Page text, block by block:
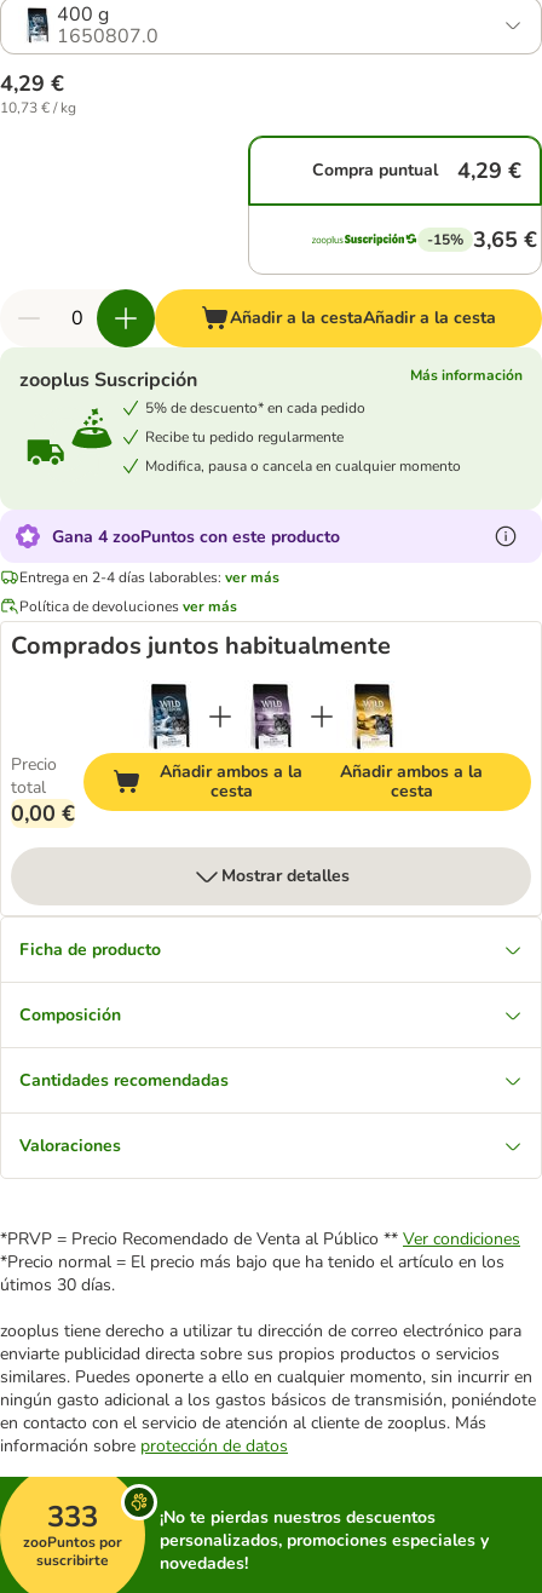
400 g
1650807.0
4,29 €
10,73 € / kg
Compra puntual 4,29 €
-15% 3,65 €
Añadir a la cestaAñadir a la cesta
zooplus Suscripción
Más información
5% de descuento* en cada pedido
Recibe tu pedido regularmente
Modifica, pausa o cancela en cualquier momento
Gana 4 zooPuntos con este producto
Entrega en 2-4 días laborables: ver más
Política de devolucionesver más
Comprados juntos habitualmente
Precio
total
0,00 €
Añadir ambos a la
cesta
Añadir ambos a la
cesta
Mostrar detalles
Ficha de producto
Composición
Cantidades recomendadas
Valoraciones
*PRVP = Precio Recomendado de Venta al Público ** Ver condiciones
*Precio normal = El precio más bajo que ha tenido el artículo en los
útimos 30 días.
zooplus tiene derecho a utilizar tu dirección de correo electrónico para
enviarte publicidad directa sobre sus propios productos o servicios
similares. Puedes oponerte a ello en cualquier momento, sin incurrir en
ningún gasto adicional a los gastos básicos de transmisión, poniéndote
en contacto con el servicio de atención al cliente de zooplus. Más
información sobre protección de datos
333
zooPuntos por
suscribirte
¡No te pierdas nuestros descuentos
personalizados, promociones especiales y
novedades!